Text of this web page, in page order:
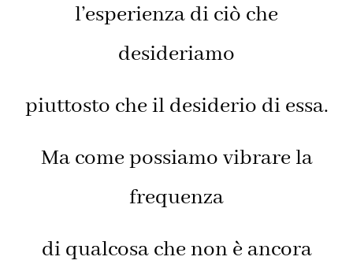
l’esperienza di ciò che
desideriamo
piuttosto che il desiderio di essa.
Ma come possiamo vibrare la
frequenza
di qualcosa che non è ancora